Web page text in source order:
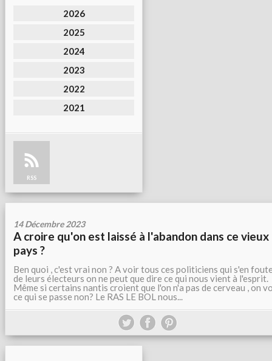
2026
2025
2024
2023
2022
2021
RSS
14 Décembre 2023
A croire qu'on est laissé à l'abandon dans ce vieux
pays ?
Ben quoi , c'est vrai non ? A voir tous ces politiciens qui s'en
de leurs électeurs on ne peut que dire ce qui nous vient à l'esprit.
Même si certains nantis croient que l'on n'a pas de cerveau , on
ce qui se passe non? Le RAS LE BOL nous...